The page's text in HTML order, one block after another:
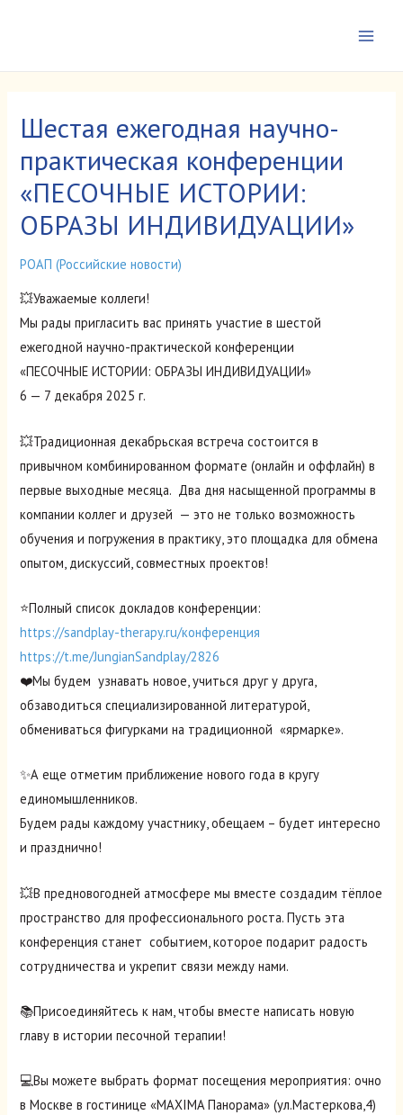
Шестая ежегодная научно-
практическая конференции
«ПЕСОЧНЫЕ ИСТОРИИ:
ОБРАЗЫ ИНДИВИДУАЦИИ»
РОАП (Российские новости)
💥Уважаемые коллеги!
Мы рады пригласить вас принять участие в шестой
ежегодной научно-практической конференции
«ПЕСОЧНЫЕ ИСТОРИИ: ОБРАЗЫ ИНДИВИДУАЦИИ»
6 — 7 декабря 2025 г.
💥Традиционная декабрьская встреча состоится в
привычном комбинированном формате (онлайн и оффлайн) в
первые выходные месяца. Два дня насыщенной программы в
компании коллег и друзей — это не только возможность
обучения и погружения в практику, это площадка для обмена
опытом, дискуссий, совместных проектов!
⭐️Полный список докладов конференции:
https://sandplay-therapy.ru/конференция
https://t.me/JungianSandplay/2826
❤️Мы будем узнавать новое, учиться друг у друга,
обзаводиться специализированной литературой,
обмениваться фигурками на традиционной «ярмарке».
✨А еще отметим приближение нового года в кругу
единомышленников.
Будем рады каждому участнику, обещаем – будет интересно
и празднично!
💥В предновогодней атмосфере мы вместе создадим тёплое
пространство для профессионального роста. Пусть эта
конференция станет событием, которое подарит радость
сотрудничества и укрепит связи между нами.
📚Присоединяйтесь к нам, чтобы вместе написать новую
главу в истории песочной терапии!
💻Вы можете выбрать формат посещения мероприятия: очно
в Москве в гостинице «MAXIMA Панорама» (ул.Мастеркова,4)